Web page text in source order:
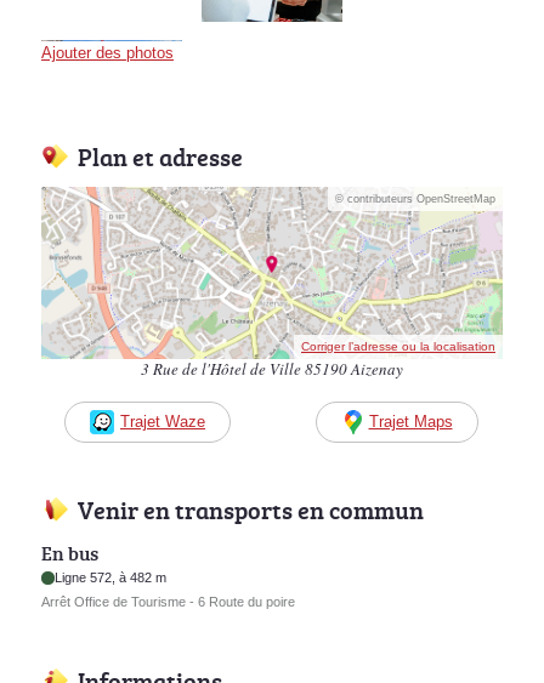
Ajouter des photos
Plan et adresse
© contributeurs OpenStreetMap
Corriger l’adresse ou la localisation
3 Rue de l'Hôtel de Ville 85190 Aizenay
Trajet Waze Trajet Maps
Venir en transports en commun
En bus
Ligne 572, à 482 m
Arrêt Office de Tourisme - 6 Route du poire